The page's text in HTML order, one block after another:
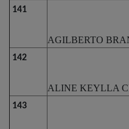
141
AGILBERTO
142
ALINE KEYLLA
143